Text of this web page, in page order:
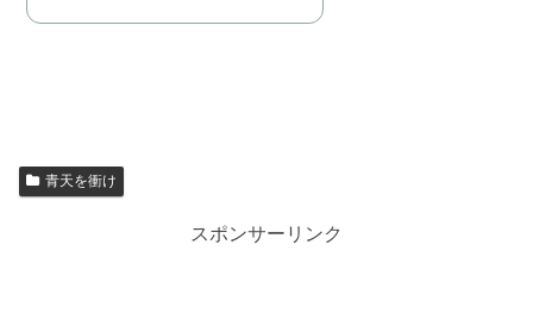
青天を衝け
スポンサーリンク